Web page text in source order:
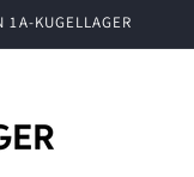
1A-KUGELLAGER